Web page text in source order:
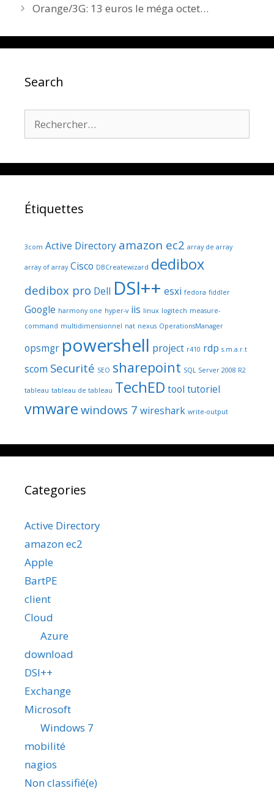
Orange/3G: 13 euros le méga octet…
Search
Étiquettes
3com Active Directory amazon ec2 array de array
array of array Cisco DBCreatewizard dedibox
dedibox pro Dell DSI++ esxi fedora fiddler
Google harmony one hyper-v iis linux logitech measure-
command multidimensionnel nat nexus OperationsManager
opsmgr powershell project r410 rdp s.m.a.r.t
scom Securité SEO sharepoint SQL Server 2008 R2
tableau tableau de tableau TechED tool tutoriel
vmware windows 7 wireshark write-output
Categories
Active Directory
amazon ec2
Apple
BartPE
client
Cloud
Azure
download
DSI++
Exchange
Microsoft
Windows 7
mobilité
nagios
Non classifié(e)